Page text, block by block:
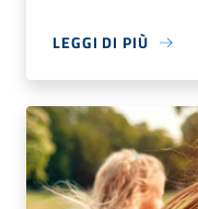
LEGGI DI PIÙ